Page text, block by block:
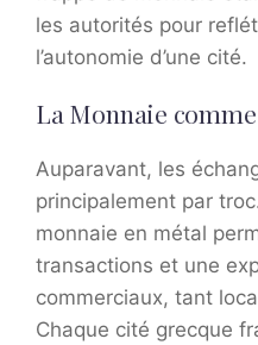
les autorités pour
l’autonomie d’une cité.
La Monnaie
Auparavant, les
principalement par
monnaie en métal
transactions et une
commerciaux, tant
Chaque cité grecque